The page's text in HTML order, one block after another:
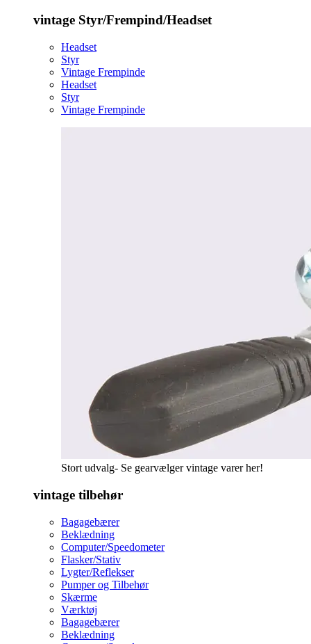
vintage Styr/Frempind/Headset
Headset
Styr
Vintage Frempinde
Headset
Styr
Vintage Frempinde
Stort udvalg- Se gearvælger vintage varer her!
vintage tilbehør
Bagagebærer
Beklædning
Computer/Speedometer
Flasker/Stativ
Lygter/Reflekser
Pumper og Tilbehør
Skærme
Værktøj
Bagagebærer
Beklædning